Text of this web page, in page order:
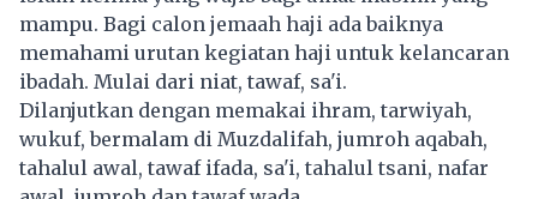
mampu. Bagi calon jemaah haji ada baiknya
memahami urutan kegiatan haji untuk kelancaran
ibadah. Mulai dari niat, tawaf, sa'i.
Dilanjutkan dengan memakai ihram, tarwiyah,
wukuf, bermalam di Muzdalifah, jumroh aqabah,
tahalul awal, tawaf ifada, sa'i, tahalul tsani, nafar